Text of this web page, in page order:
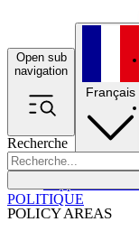
Open sub
navigation
Recherche
POLICY AREAS
Français
POLITIQUE